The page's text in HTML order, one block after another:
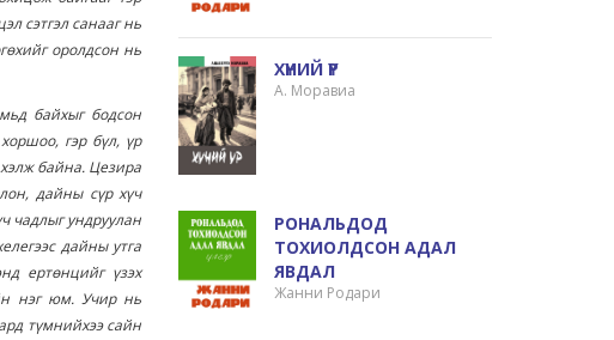
сэтгэл санааг нь
оролдсон нь
байхыг бодсон
гэр бүл, үр
байна. Цезира
дайны сүр хүч
чадлыг ундруулан
дайны утга
ертөнцийг үзэх
нэг юм. Учир нь
түмнийхээ сайн
ХҮНИЙ ҮР
А. Моравиа
РОНАЛЬДОД
ТОХИОЛДСОН АДАЛ
ЯВДАЛ
Жанни Родари